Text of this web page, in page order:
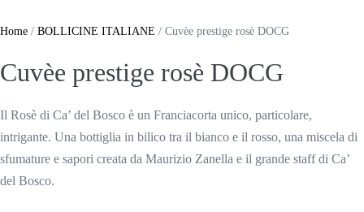
al
Home / BOLLICINE ITALIANE / Cuvèe prestige rosè DOCG
Cuvèe prestige rosè DOCG
Il Rosè di Ca’ del Bosco è un Franciacorta unico, particolare,
intrigante. Una bottiglia in bilico tra il bianco e il rosso, una miscela di
sfumature e sapori creata da Maurizio Zanella e il grande staff di Ca’
del Bosco.